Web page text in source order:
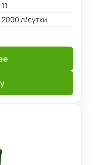
11
2000 л/сутки